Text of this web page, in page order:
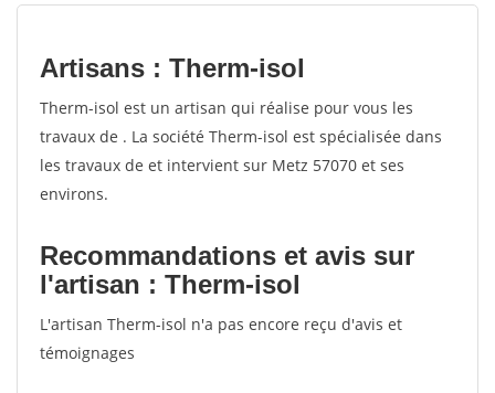
votes
Artisans : Therm-isol
Therm-isol est un artisan qui réalise pour vous les
travaux de . La société Therm-isol est spécialisée dans
les travaux de et intervient sur Metz 57070 et ses
environs.
Recommandations et avis sur
l'artisan : Therm-isol
L'artisan Therm-isol n'a pas encore reçu d'avis et
témoignages